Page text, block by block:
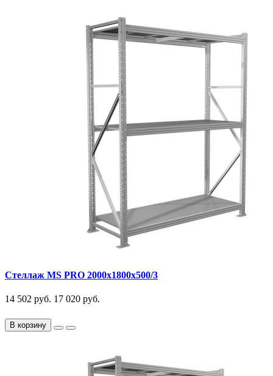
Стеллаж MS PRO 2000x1800x500/3
14 502 руб. 17 020 руб.
В корзину